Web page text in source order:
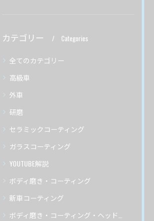
カテゴリー Categories
全てのカテゴリー
高級車
外車
研磨
セラミックコーティング
ガラスコーティング
YOUTUBE解説
ボディ磨き・コーティング
新車コーティング
ボディ磨き・コーティング・ヘッドライトリペア